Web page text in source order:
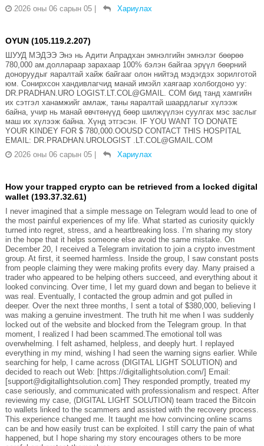
2026 оны 06 сарын 05
Хариулах
OYUN (105.119.2.207)
ШУУД МЭДЭЭ Энэ нь Адити Апрадхан эмнэлгийн эмнэлэг бөөрөө
780,000 ам.доллараар зарахаар 100% бэлэн байгаа эрүүл бөөрний
доноруудыг яаралтай хайж байгааг олон нийтэд мэдэгдэх зорилготой
юм. Сонирхсон хандивлагчид манай имэйл хаягаар холбогдоно уу:
DR.PRADHAN.URO LOGIST.LT.COL@GMAIL. COM бид танд хамгийн
их сэтгэл ханамжийг амлаж, таны яаралтай шаардлагыг хүлээж
байна, учир нь манай өвчтөнүүд бөөр шилжүүлэн суулгах мэс заслыг
маш их хүлээж байна. Хүнд этгэсэн. IF YOU WANT TO DONATE
YOUR KINDEY FOR $ 780,000.OOUSD CONTACT THIS HOSPITAL
EMAIL: DR.PRADHAN.UROLOGIST .LT.COL@GMAIL.COM
2026 оны 06 сарын 05
Хариулах
How your trapped crypto can be retrieved from a locked digital
wallet (193.37.32.61)
I never imagined that a simple message on Telegram would lead to one of
the most painful experiences of my life. What started as curiosity quickly
turned into regret, stress, and a heartbreaking loss. I’m sharing my story
in the hope that it helps someone else avoid the same mistake. On
December 20, I received a Telegram invitation to join a crypto investment
group. At first, it seemed harmless. Inside the group, I saw constant posts
from people claiming they were making profits every day. Many praised a
trader who appeared to be helping others succeed, and everything about it
looked convincing. Over time, I let my guard down and began to believe it
was real. Eventually, I contacted the group admin and got pulled in
deeper. Over the next three months, I sent a total of $380,000, believing I
was making a genuine investment. The truth hit me when I was suddenly
locked out of the website and blocked from the Telegram group. In that
moment, I realized I had been scammed.The emotional toll was
overwhelming. I felt ashamed, helpless, and deeply hurt. I replayed
everything in my mind, wishing I had seen the warning signs earlier. While
searching for help, I came across (DIGITAL LIGHT SOLUTION) and
decided to reach out Web: [https://digitallightsolution.com/] Email:
[support@digitallightsolution.com] They responded promptly, treated my
case seriously, and communicated with professionalism and respect. After
reviewing my case, (DIGITAL LIGHT SOLUTION) team traced the Bitcoin
to wallets linked to the scammers and assisted with the recovery process.
This experience changed me. It taught me how convincing online scams
can be and how easily trust can be exploited. I still carry the pain of what
happened, but I hope sharing my story encourages others to be more